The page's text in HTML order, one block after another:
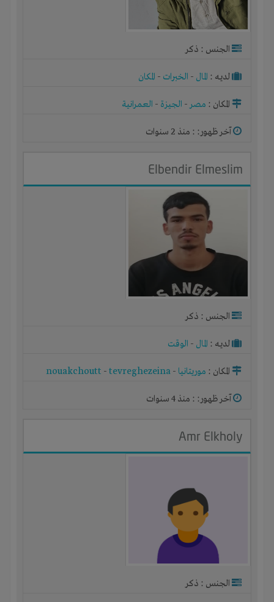
الجنس : ذكر
لديـه : المال - الخبرات - المكان
المكان : مصر- الجيزة - العمرانية
آخر ظهور: : منذ 2 سنوات
Elbendir Elmeslim
الجنس : ذكر
لديـه : المال - الوقت
المكان : موريتانيا -
nouakchoutt -tevreghezeina
آخر ظهور: : منذ 4 سنوات
Amr Elkholy
الجنس : ذكر